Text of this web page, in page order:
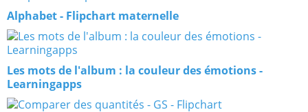
Alphabet - Flipchart maternelle
Les mots de l'album : la couleur des émotions -
Learningapps